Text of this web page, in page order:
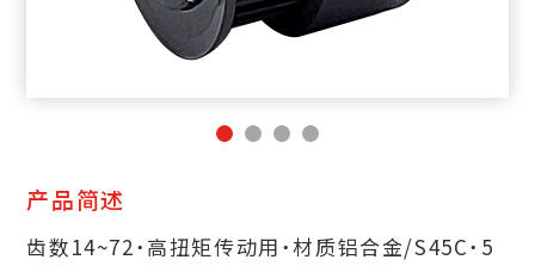
产品简述
齿数14~72˙高扭矩传动用˙材质铝合金/S45C˙5